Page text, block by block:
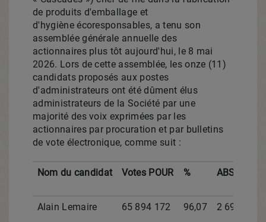
de produits d'emballage et
d'hygiène écoresponsables, a tenu son
assemblée générale annuelle des
actionnaires plus tôt aujourd'hui, le 8 mai
2026. Lors de cette assemblée, les onze (11)
candidats proposés aux postes
d'administrateurs ont été dûment élus
administrateurs de la Société par une
majorité des voix exprimées par les
actionnaires par procuration et par bulletins
de vote électronique, comme suit :
Nom du candidat Votes POUR %
Alain Lemaire 65 894 172 96,07 2 699 035